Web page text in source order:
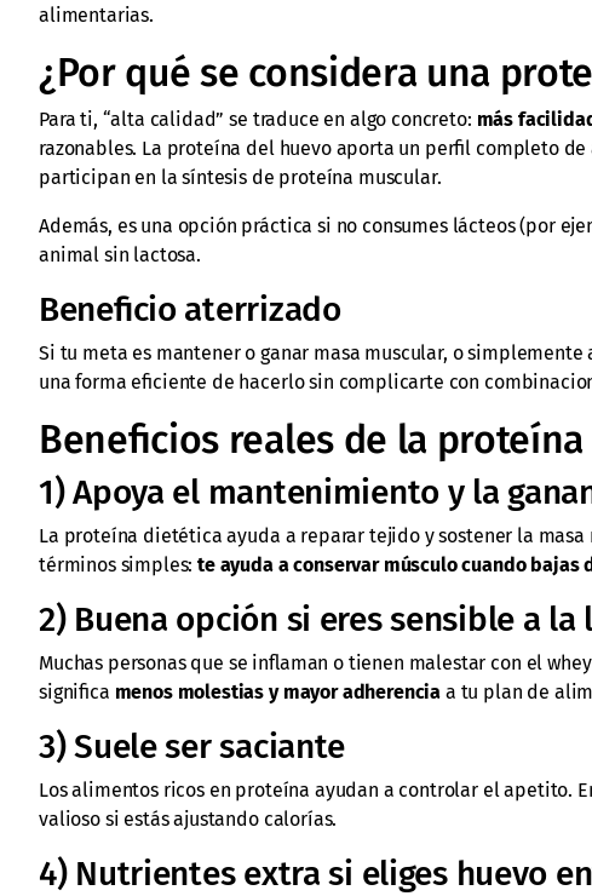
alimentarias.
¿Por qué se considera una
Para ti, “alta calidad” se traduce en algo concreto: más
razonables. La proteína del huevo aporta un perfil completo
participan en la síntesis de proteína muscular.
Además, es una opción práctica si no consumes lácteos (por
animal sin lactosa.
Beneficio aterrizado
Si tu meta es mantener o ganar masa muscular, o
una forma eficiente de hacerlo sin complicarte con
Beneficios reales de la
1) Apoya el mantenimiento y la
La proteína dietética ayuda a reparar tejido y sostener la
términos simples:te ayuda a conservar músculo cuando
2) Buena opción si eres sensible a la
Muchas personas que se inflaman o tienen malestar con el
significa menos molestias y mayor adherencia a tu plan de
3) Suele ser saciante
Los alimentos ricos en proteína ayudan a controlar el apetito.
valioso si estás ajustando calorías.
4) Nutrientes extra si eliges huevo